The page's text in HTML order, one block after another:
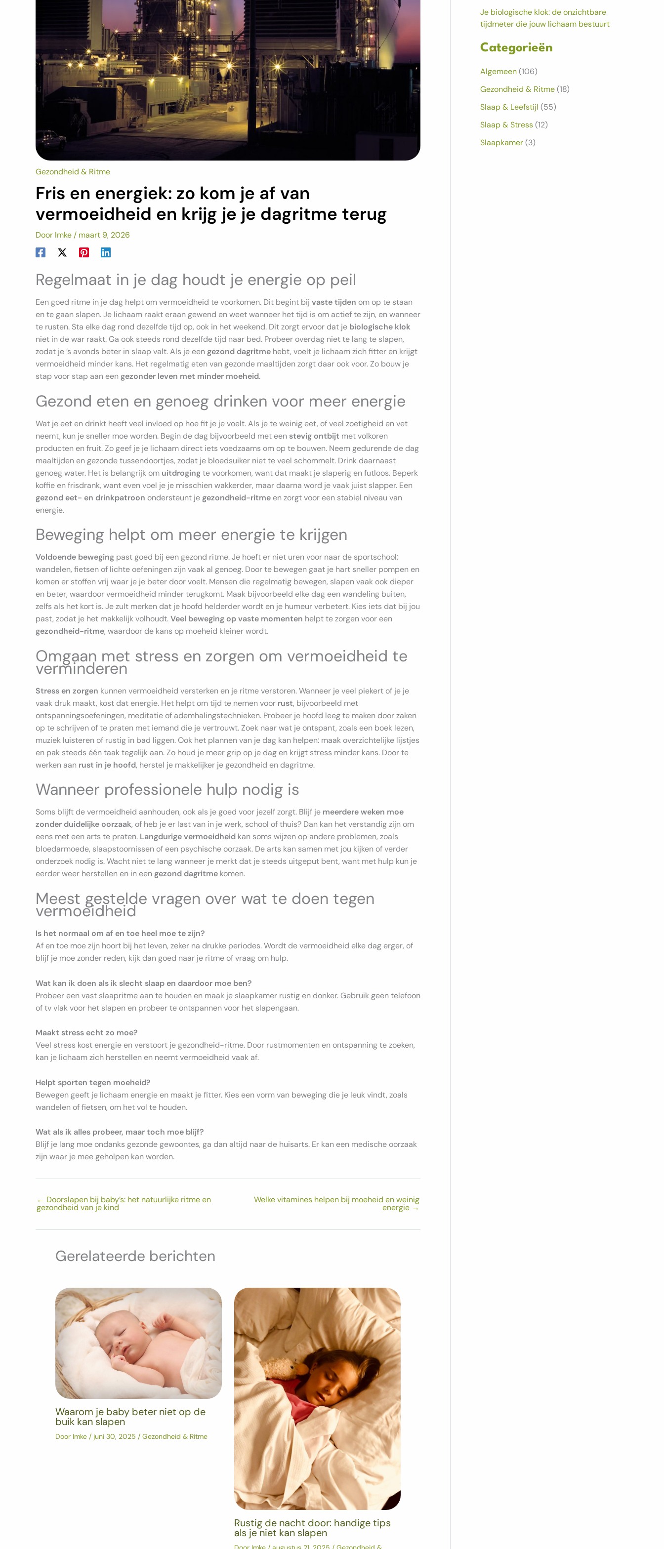
Gezondheid & Ritme
Fris en energiek: zo kom je af van
vermoeidheid en krijg je je dagritme terug
Door Imke / maart 9, 2026
Regelmaat in je dag houdt je energie op peil
Een goed ritme in je dag helpt om vermoeidheid te voorkomen. Dit begint bij vaste tijden om op te staan
en te gaan slapen. Je lichaam raakt eraan gewend en weet wanneer het tijd is om actief te zijn, en wanneer
te rusten. Sta elke dag rond dezelfde tijd op, ook in het weekend. Dit zorgt ervoor dat je biologische klok
niet in de war raakt. Ga ook steeds rond dezelfde tijd naar bed. Probeer overdag niet te lang te slapen,
zodat je ’s avonds beter in slaap valt. Als je een gezond dagritme hebt, voelt je lichaam zich fitter en krijgt
vermoeidheid minder kans. Het regelmatig eten van gezonde maaltijden zorgt daar ook voor. Zo bouw je
stap voor stap aan een gezonder leven met minder moeheid.
Gezond eten en genoeg drinken voor meer energie
Wat je eet en drinkt heeft veel invloed op hoe fit je je voelt. Als je te weinig eet, of veel zoetigheid en vet
neemt, kun je sneller moe worden. Begin de dag bijvoorbeeld met een stevig ontbijt met volkoren
producten en fruit. Zo geef je je lichaam direct iets voedzaams om op te bouwen. Neem gedurende de dag
maaltijden en gezonde tussendoortjes, zodat je bloedsuiker niet te veel schommelt. Drink daarnaast
genoeg water. Het is belangrijk om uitdrogingte voorkomen, want dat maakt je slaperig en futloos. Beperk
koffie en frisdrank, want even voel je je misschien wakkerder, maar daarna word je vaak juist slapper. Een
gezond eet- en drinkpatroon ondersteunt je gezondheid-ritme en zorgt voor een stabiel niveau van
energie.
Beweging helpt om meer energie te krijgen
Voldoende beweging past goed bij een gezond ritme. Je hoeft er niet uren voor naar de sportschool:
wandelen, fietsen of lichte oefeningen zijn vaak al genoeg. Door te bewegen gaat je hart sneller pompen en
komen er stoffen vrij waar je je beter door voelt. Mensen die regelmatig bewegen, slapen vaak ook dieper
en beter, waardoor vermoeidheid minder terugkomt. Maak bijvoorbeeld elke dag een wandeling buiten,
zelfs als het kort is. Je zult merken dat je hoofd helderder wordt en je humeur verbetert. Kies iets dat bij jou
past, zodat je het makkelijk volhoudt.Veel beweging op vaste momenten helpt te zorgen voor een
gezondheid-ritme, waardoor de kans op moeheid kleiner wordt.
Omgaan met stress en zorgen om vermoeidheid te
verminderen
Stress en zorgen kunnen vermoeidheid versterken en je ritme verstoren. Wanneer je veel piekert of je je
vaak druk maakt, kost dat energie. Het helpt om tijd te nemen voor rust, bijvoorbeeld met
ontspanningsoefeningen, meditatie of ademhalingstechnieken. Probeer je hoofd leeg te maken door zaken
op te schrijven of te praten met iemand die je vertrouwt. Zoek naar wat je ontspant, zoals een boek lezen,
muziek luisteren of rustig in bad liggen. Ook het plannen van je dag kan helpen: maak overzichtelijke lijstjes
en pak steeds één taak tegelijk aan. Zo houd je meer grip op je dag en krijgt stress minder kans. Door te
werken aan rust in je hoofd, herstel je makkelijker je gezondheid en dagritme.
Wanneer professionele hulp nodig is
Soms blijft de vermoeidheid aanhouden, ook als je goed voor jezelf zorgt. Blijf je meerdere weken moe
zonder duidelijke oorzaak, of heb je er last van in je werk, school of thuis? Dan kan het verstandig zijn om
eens met een arts te praten. Langdurige vermoeidheid kan soms wijzen op andere problemen, zoals
bloedarmoede, slaapstoornissen of een psychische oorzaak. De arts kan samen met jou kijken of verder
onderzoek nodig is. Wacht niet te lang wanneer je merkt dat je steeds uitgeput bent, want met hulp kun je
eerder weer herstellen en in een gezond dagritme komen.
Meest gestelde vragen over wat te doen tegen
vermoeidheid
Is het normaal om af en toe heel moe te zijn?
Af en toe moe zijn hoort bij het leven, zeker na drukke periodes. Wordt de vermoeidheid elke dag erger, of
blijf je moe zonder reden, kijk dan goed naar je ritme of vraag om hulp.
Wat kan ik doen als ik slecht slaap en daardoor moe ben?
Probeer een vast slaapritme aan te houden en maak je slaapkamer rustig en donker. Gebruik geen telefoon
of tv vlak voor het slapen en probeer te ontspannen voor het slapengaan.
Maakt stress echt zo moe?
Veel stress kost energie en verstoort je gezondheid-ritme. Door rustmomenten en ontspanning te zoeken,
kan je lichaam zich herstellen en neemt vermoeidheid vaak af.
Helpt sporten tegen moeheid?
Bewegen geeft je lichaam energie en maakt je fitter. Kies een vorm van beweging die je leuk vindt, zoals
wandelen of fietsen, om het vol te houden.
Wat als ik alles probeer, maar toch moe blijf?
Blijf je lang moe ondanks gezonde gewoontes, ga dan altijd naar de huisarts. Er kan een medische oorzaak
zijn waar je mee geholpen kan worden.
← Doorslapen bij baby’s: het natuurlijke ritme en
gezondheid van je kind
Welke vitamines helpen bij moeheid en weinig
energie →
Gerelateerde berichten
Waarom je baby beter niet op de
buik kan slapen
Door Imke / juni 30, 2025 / Gezondheid & Ritme
Rustig de nacht door: handige tips
als je niet kan slapen
Je biologische klok: de onzichtbare
tijdmeter die jouw lichaam bestuurt
Categorieën
Algemeen(106)
Gezondheid & Ritme(18)
Slaap & Leefstijl (55)
Slaap & Stress(12)
Slaapkamer(3)